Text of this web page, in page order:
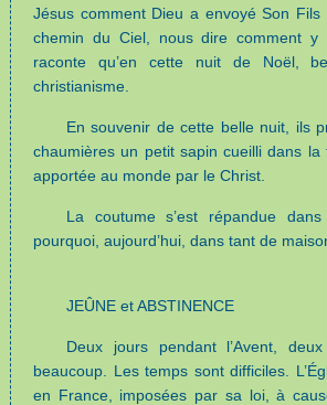
Jésus comment Dieu a envoyé Son
chemin du Ciel, nous dire comment y
raconte qu’en cette nuit de Noël,
christianisme.
En souvenir de cette belle nuit, ils
chaumières un petit sapin cueilli dans
apportée au monde par le Christ.
La coutume s’est répandue
pourquoi, aujourd’hui, dans tant de
JEÛNE et ABSTINENCE
Deux jours pendant l’Avent,
beaucoup. Les temps sont difficiles.
en France, imposées par sa loi, à